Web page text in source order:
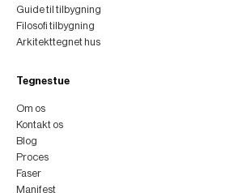
Guide til tilbygning
Filosofi tilbygning
Arkitekttegnet hus
Tegnestue
Om os
Kontakt os
Blog
Proces
Faser
Manifest